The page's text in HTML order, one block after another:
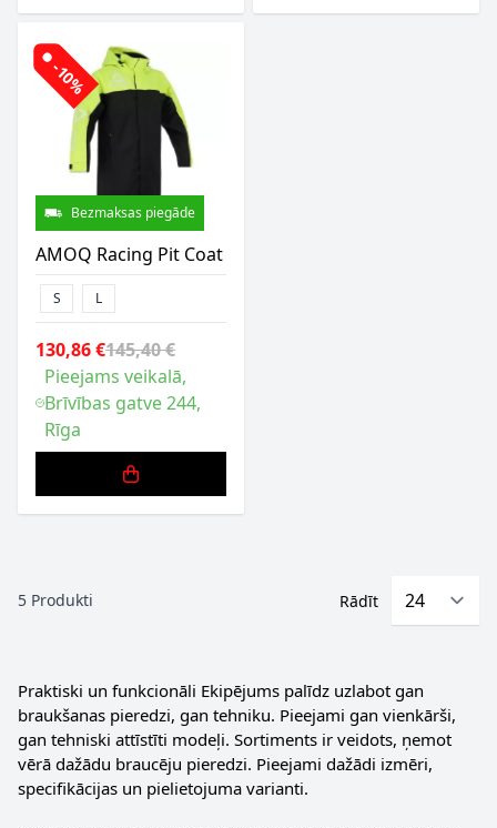
-10%
Bezmaksas piegāde
AMOQ Racing Pit Coat
S L
130,86 €145,40 €
Pieejams veikalā,
Brīvības gatve 244,
Rīga
5 Produkti Rādīt
Praktiski un funkcionāli Ekipējums palīdz uzlabot gan
braukšanas pieredzi, gan tehniku. Pieejami gan vienkārši,
gan tehniski attīstīti modeļi. Sortiments ir veidots, ņemot
vērā dažādu braucēju pieredzi. Pieejami dažādi izmēri,
specifikācijas un pielietojuma varianti.